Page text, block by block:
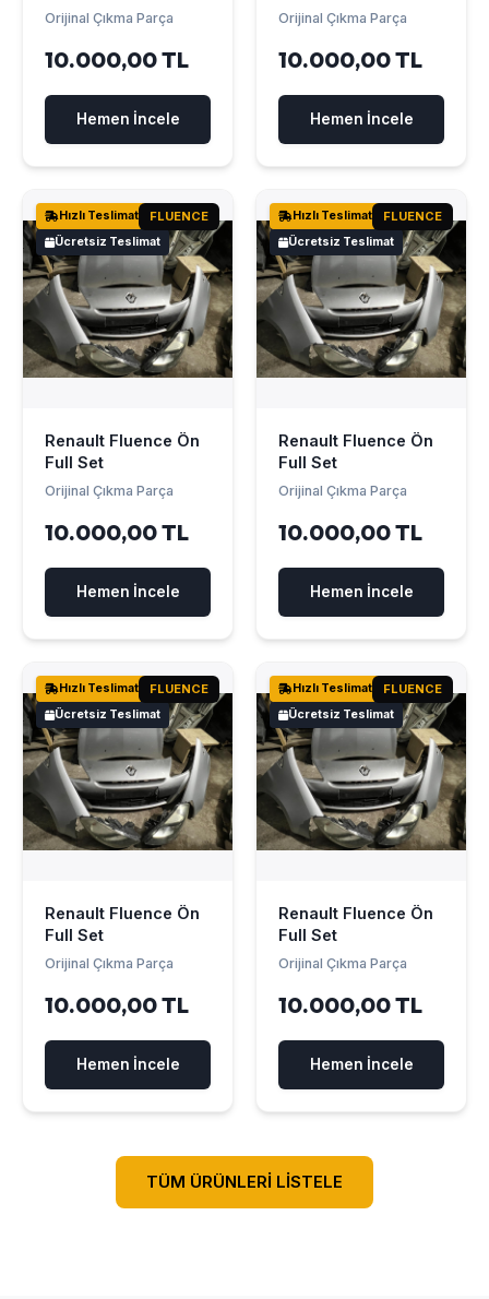
Orijinal Çıkma Parça
10.000,00 TL
Hemen İncele
Orijinal Çıkma Parça
10.000,00 TL
Hemen İncele
Hızlı Teslimat
Ücretsiz Teslimat
FLUENCE
Renault Fluence Ön
Full Set
Orijinal Çıkma Parça
10.000,00 TL
Hemen İncele
Hızlı Teslimat
Ücretsiz Teslimat
FLUENCE
Renault Fluence Ön
Full Set
Orijinal Çıkma Parça
10.000,00 TL
Hemen İncele
Hızlı Teslimat
Ücretsiz Teslimat
FLUENCE
Renault Fluence Ön
Full Set
Orijinal Çıkma Parça
10.000,00 TL
Hemen İncele
Hızlı Teslimat
Ücretsiz Teslimat
FLUENCE
Renault Fluence Ön
Full Set
Orijinal Çıkma Parça
10.000,00 TL
Hemen İncele
TÜM ÜRÜNLERİ LİSTELE